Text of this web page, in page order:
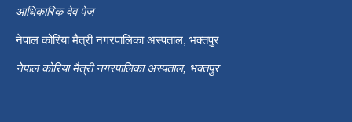
आधिकारिक वेव पेज
नेपाल कोरिया मैत्री नगरपालिका अस्पताल, भक्तपुर
नेपाल कोरिया मैत्री नगरपालिका अस्पताल, भक्तपुर